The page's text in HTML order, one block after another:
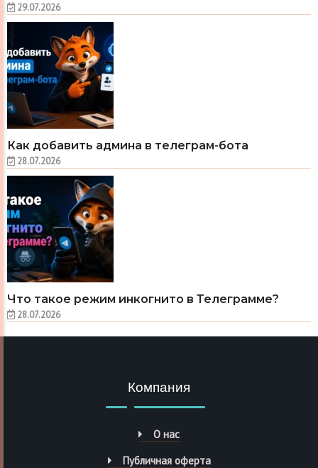
29.07.2026
Как добавить админа в телеграм-бота
28.07.2026
Что такое режим инкогнито в Телеграмме?
28.07.2026
Компания
О нас
Публичная оферта